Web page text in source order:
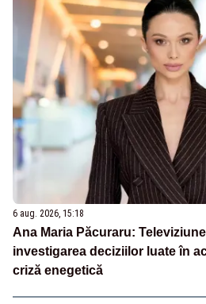
6 aug. 2026, 15:18
Ana Maria Păcuraru:
investigarea deciziilor luate în
criză enegetică